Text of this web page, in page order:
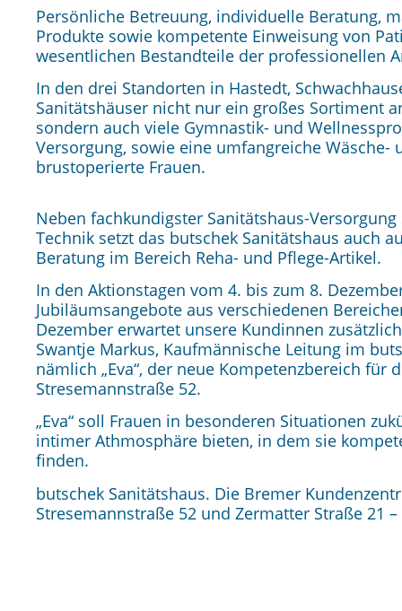
Persönliche Betreuung, individuelle Beratung,
Produkte sowie kompetente Einweisung von
wesentlichen Bestandteile der professionellen
In den drei Standorten in Hastedt,
Sanitätshäuser nicht nur ein großes Sortiment
sondern auch viele Gymnastik- und
Versorgung, sowie eine umfangreiche
brustoperierte Frauen.
Neben fachkundigster Sanitätshaus-
Technik setzt das butschek Sanitätshaus auch
Beratung im Bereich Reha- und Pflege-Artikel.
In den Aktionstagen vom 4. bis zum 8.
Jubiläumsangebote aus verschiedenen
Dezember erwartet unsere Kundinnen
Swantje Markus, Kaufmännische Leitung im
nämlich „Eva“, der neue Kompetenzbereich für
Stresemannstraße 52.
„Eva“ soll Frauen in besonderen Situationen
intimer Athmosphäre bieten, in dem sie
finden.
butschek Sanitätshaus. Die Bremer
Stresemannstraße 52 und Zermatter Straße 21 –